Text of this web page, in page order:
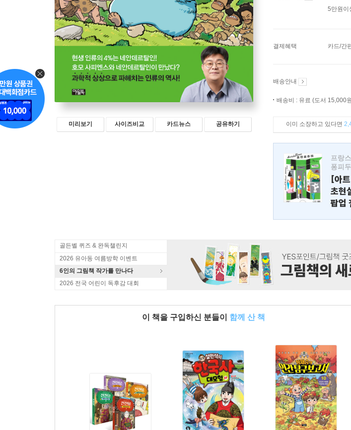
미리보기 사이즈비교 카드뉴스 공유하기
5만원이
결제혜택 카드/간
배송안내
배송비 : 유료 (도서 15,000
이미 소장하고 있다면
프랑스
퐁피
[아
초현
팝업
골든벨 퀴즈 & 완독챌린지
2026 유아동 여름방학 이벤트
6인의 그림책 작가를 만나다
2026 전국 어린이 독후감 대회
이 책을 구입하신 분들이 함께 산 책